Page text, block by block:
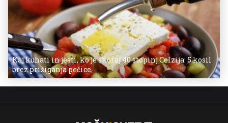
Kaj kuhati in jesti, ko je skoraj 40 stopinj Celzija: 5 kosil
brez prižiganja pečice